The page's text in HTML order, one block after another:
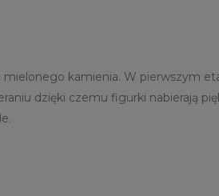
kamienia. W pierwszym
dzięki czemu figurki nabierają